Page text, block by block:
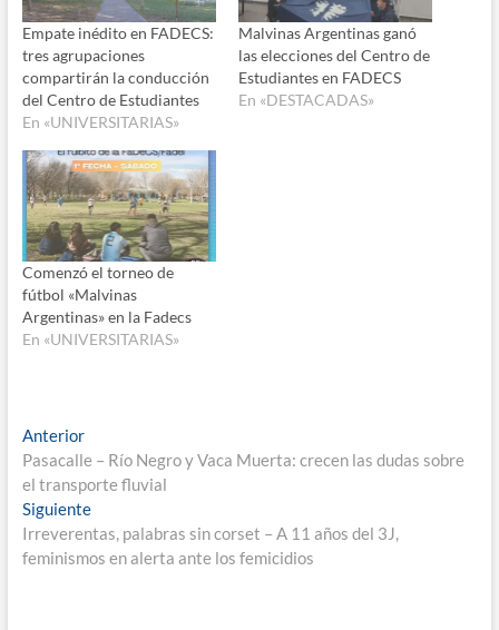
Empate inédito en FADECS:
tres agrupaciones
compartirán la conducción
del Centro de Estudiantes
En «UNIVERSITARIAS»
Malvinas Argentinas ganó
las elecciones del Centro de
Estudiantes en FADECS
En «DESTACADAS»
Comenzó el torneo de
fútbol «Malvinas
Argentinas» en la Fadecs
En «UNIVERSITARIAS»
Navegación
de
entradas
AnteriorEntrada
anterior:
Pasacalle – Río Negro y Vaca Muerta: crecen las dudas sobre
el transporte fluvial
SiguienteEntrada
siguiente:
Irreverentas, palabras sin corset – A 11 años del 3J,
feminismos en alerta ante los femicidios